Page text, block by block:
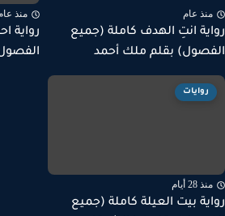
عام
انتِ الهدف كاملة (جميع
بقلم ملك أحمد
منذ عام
رواية
الفصول)
روايات
28 أيام
بيت العيلة كاملة (جميع